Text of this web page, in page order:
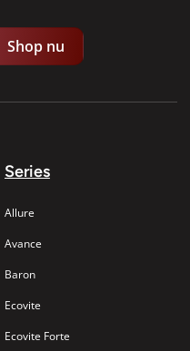
Shop nu
Series
Allure
Avance
Baron
Ecovite
Ecovite Forte